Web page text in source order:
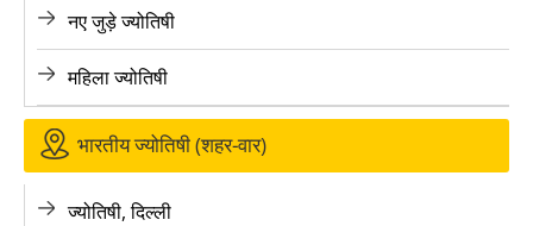
नए जुड़े ज्योतिषी
महिला ज्योतिषी
भारतीय ज्योतिषी (शहर-वार)
ज्योतिषी, दिल्ली